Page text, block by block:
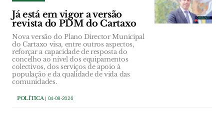
Já está em vigor a versão
revista do PDM do Cartaxo
Nova versão do Plano Director Municipal
do Cartaxo visa, entre outros aspectos,
reforçar a capacidade de resposta do
concelho ao nível dos equipamentos
colectivos, dos serviços de apoio à
população e da qualidade de vida das
comunidades.
POLÍTICA| 04-08-2026